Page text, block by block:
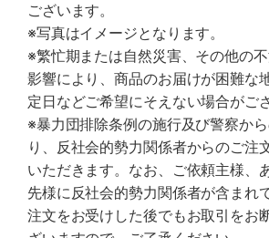
ございます。
※写真はイメージとなります。
※繁忙期または自然災害、その他の
影響により、商品のお届けが困難な
定日などご希望にそえない場合がご
※暴力団排除条例の施行及び警察か
り、反社会的勢力関係者からのご注
いただきます。なお、ご依頼主様、
先様に反社会的勢力関係者が含まれ
注文をお受けした後でもお取引をお